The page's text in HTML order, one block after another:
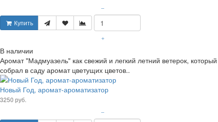
Купить
–
+
В наличии
Аромат "Мадмуазель" как свежий и легкий летний ветерок, который
собрал в саду аромат цветущих цветов..
Новый Год, аромат-ароматизатор
3250 руб.
–